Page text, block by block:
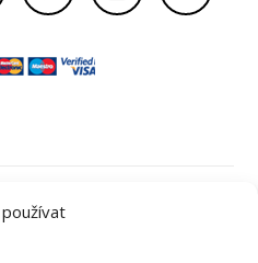
podmínky